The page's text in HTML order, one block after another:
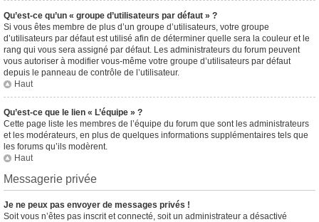
Qu’est-ce qu’un « groupe d’utilisateurs par défaut » ?
Si vous êtes membre de plus d’un groupe d’utilisateurs, votre groupe
d’utilisateurs par défaut est utilisé afin de déterminer quelle sera la couleur et le
rang qui vous sera assigné par défaut. Les administrateurs du forum peuvent
vous autoriser à modifier vous-même votre groupe d’utilisateurs par défaut
depuis le panneau de contrôle de l’utilisateur.
Haut
Qu’est-ce que le lien « L’équipe » ?
Cette page liste les membres de l’équipe du forum que sont les administrateurs
et les modérateurs, en plus de quelques informations supplémentaires tels que
les forums qu’ils modèrent.
Haut
Messagerie privée
Je ne peux pas envoyer de messages privés !
Soit vous n’êtes pas inscrit et connecté, soit un administrateur a désactivé